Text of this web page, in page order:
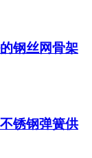
钢丝网骨架
锈钢弹簧供